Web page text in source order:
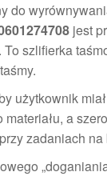
do
jest
szlifierka
użytkownik
a
zadaniach